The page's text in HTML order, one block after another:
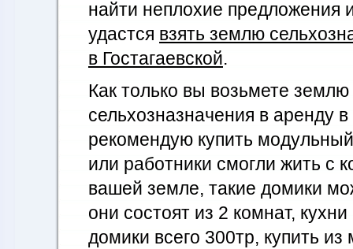
найти неплохие предложения
удастся взять землю
в Гостагаевской.
Как только вы возьмете землю
сельхозназначения в аренду в
рекомендую купить
или работники смогли жить с
вашей земле, такие домики
они состоят из 2 комнат, кухни
домики всего 300тр, купить